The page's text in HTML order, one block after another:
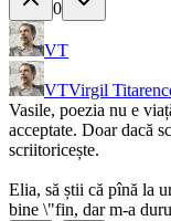
0
VT
VTVirgil
Vasile, poezia nu e
acceptate. Doar dacă
scriitoricește.
Elia, să știi că pînă la
bine \"fin, dar m-a